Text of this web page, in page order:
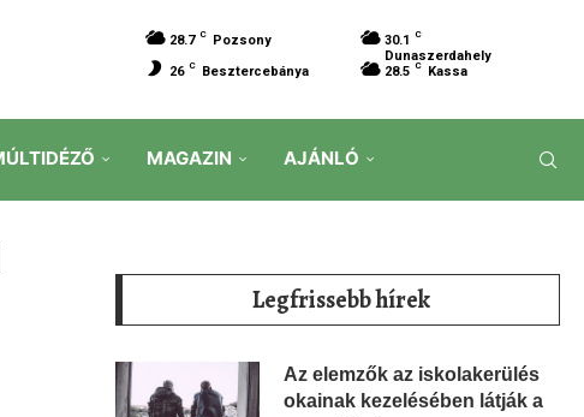
28.7 C Pozsony 30.1 C
Dunaszerdahely
26 C Besztercebánya 28.5 C Kassa
MAGAZIN AJÁNLÓ
Legfrissebb hírek
Az elemzők az iskolakerülés
okainak kezelésében látják a